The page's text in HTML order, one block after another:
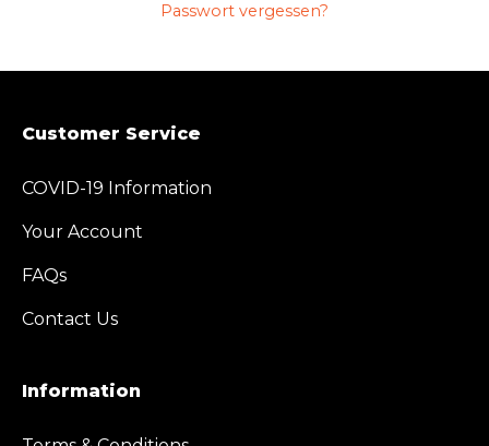
Passwort vergessen?
Customer Service
COVID-19 Information
Your Account
FAQs
Contact Us
Information